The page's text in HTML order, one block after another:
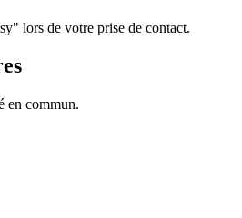
lors de votre prise de contact.
en commun.